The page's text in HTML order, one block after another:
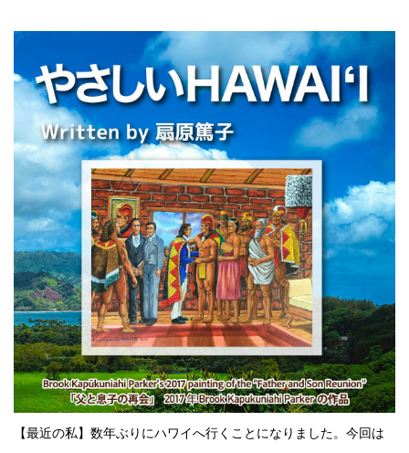
【最近の私】数年ぶりにハワイへ行くことになりました。今回は